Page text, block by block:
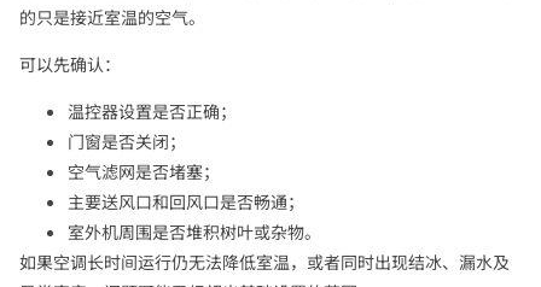
的只是接近室温的空气。
可以先确认：
温控器设置是否正确；
门窗是否关闭；
空气滤网是否堵塞；
主要送风口和回风口是否畅通；
室外机周围是否堆积树叶或杂物。
如果空调长时间运行仍无法降低室温，或者同时出现结冰、漏水及